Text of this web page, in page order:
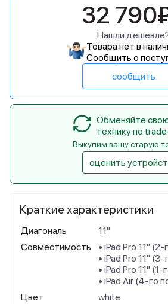
Краткие характеристики
Диагональ
11"
Совместимость
• iPad Pro 11"
• iPad Pro 11"
• iPad Pro 11"
• iPad Air (4‑го
Цвет
white
32
Нашли
Товара нет в
Сообщить о
сообщить
Обменяйте
технику по
Выкупим вашу старую
оценить